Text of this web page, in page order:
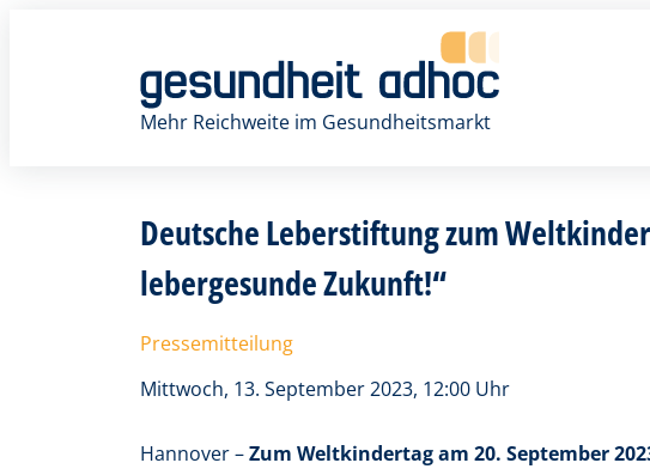
Mehr Reichweite im Gesundheitsmarkt
Deutsche Leberstiftung zum
lebergesunde Zukunft!“
Pressemitteilung
Mittwoch, 13. September 2023, 12:00 Uhr
Hannover –Zum Weltkindertag am 20. September